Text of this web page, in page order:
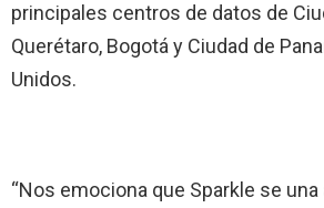
principales centros de datos de
Querétaro, Bogotá y Ciudad de
Unidos.
“Nos emociona que Sparkle se una